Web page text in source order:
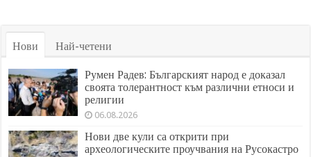
Нови Най-четени
Румен Радев: Българският народ е доказал
своята толерантност към различни етноси и
религии
06.08.2026
Нови две кули са открити при
археологическите проучвания на Русокастро